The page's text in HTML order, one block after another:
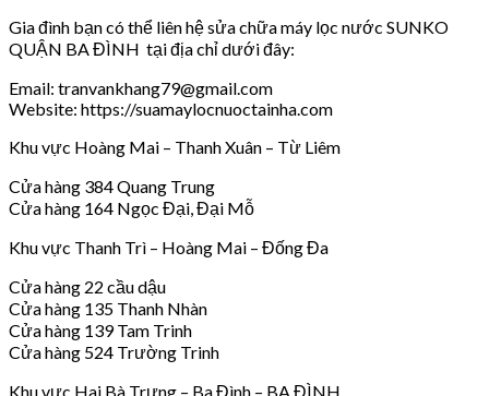
Gia đình bạn có thể liên hệ sửa chữa máy lọc nước SUNKO
QUẬN BA ĐÌNH tại địa chỉ dưới đây:
Email: tranvankhang79@gmail.com
Website: https://suamaylocnuoctainha.com
Khu vực Hoàng Mai – Thanh Xuân – Từ Liêm
Cửa hàng 384 Quang Trung
Cửa hàng 164 Ngọc Đại, Đại Mỗ
Khu vực Thanh Trì – Hoàng Mai – Đống Đa
Cửa hàng 22 cầu dậu
Cửa hàng 135 Thanh Nhàn
Cửa hàng 139 Tam Trinh
Cửa hàng 524 Trường Trinh
Khu vực Hai Bà Trưng – Ba Đình – BA ĐÌNH